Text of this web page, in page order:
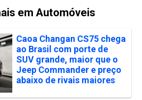
em Automóveis
Caoa Changan CS75 chega
ao Brasil com porte de
SUV grande, maior que o
Jeep Commander e preço
abaixo de rivais maiores